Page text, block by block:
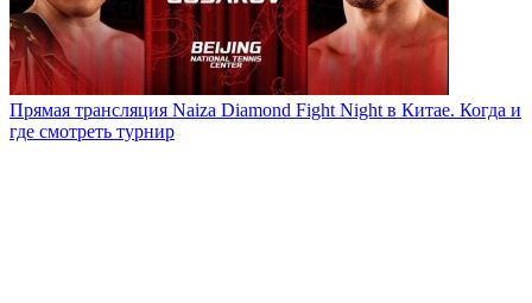
Прямая трансляция Naiza Diamond Fight Night в Китае. Когда и
где смотреть турнир